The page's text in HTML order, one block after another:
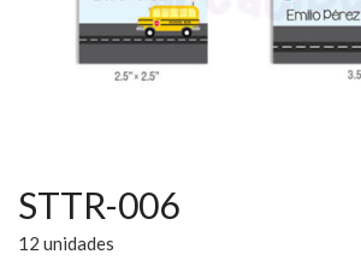
STTR-006
12 unidades